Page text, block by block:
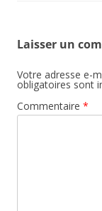
Laisser un
Votre adresse e-
obligatoires sont
Commentaire *